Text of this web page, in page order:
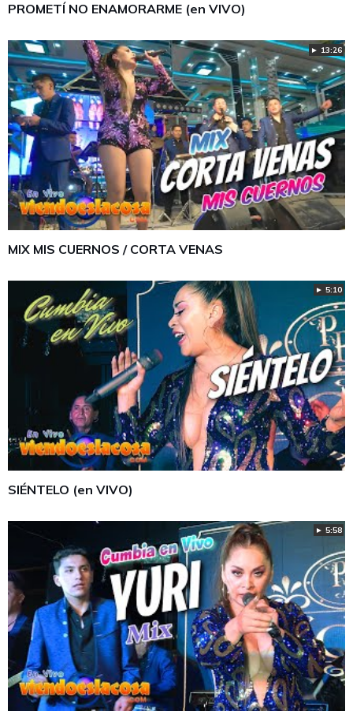
PROMETÍ NO ENAMORARME (en VIVO)
► 13:26
MIX MIS CUERNOS / CORTA VENAS
► 5:10
SIÉNTELO (en VIVO)
► 5:58